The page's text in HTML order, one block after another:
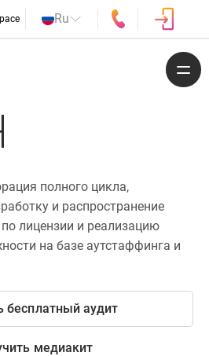
Ru
полного цикла,
и распространение
лицензии и реализацию
на базе аутстаффинга и
бесплатный аудит
медиакит